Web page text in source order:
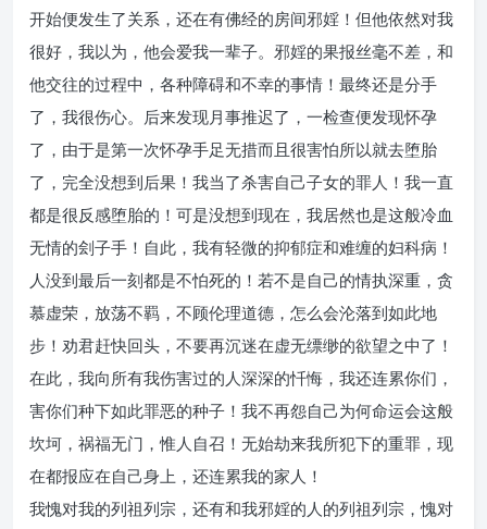
开始便发生了关系，还在有佛经的房间邪婬！但他依然对我
很好，我以为，他会爱我一辈子。邪婬的果报丝毫不差，和
他交往的过程中，各种障碍和不幸的事情！最终还是分手
了，我很伤心。后来发现月事推迟了，一检查便发现怀孕
了，由于是第一次怀孕手足无措而且很害怕所以就去堕胎
了，完全没想到后果！我当了杀害自己子女的罪人！我一直
都是很反感堕胎的！可是没想到现在，我居然也是这般冷血
无情的刽子手！自此，我有轻微的抑郁症和难缠的妇科病！
人没到最后一刻都是不怕死的！若不是自己的情执深重，贪
慕虚荣，放荡不羁，不顾伦理道德，怎么会沦落到如此地
步！劝君赶快回头，不要再沉迷在虚无缥缈的欲望之中了！
在此，我向所有我伤害过的人深深的忏悔，我还连累你们，
害你们种下如此罪恶的种子！我不再怨自己为何命运会这般
坎坷，祸福无门，惟人自召！无始劫来我所犯下的重罪，现
在都报应在自己身上，还连累我的家人！
我愧对我的列祖列宗，还有和我邪婬的人的列祖列宗，愧对